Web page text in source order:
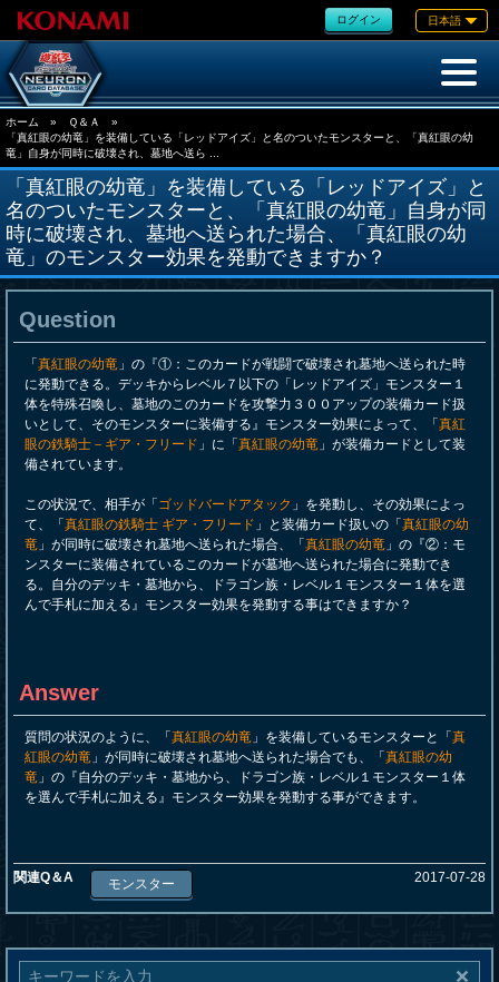
ログイン 日本語
ホーム » Ｑ＆Ａ
»
「真紅眼の幼竜」を装備している「レッドアイズ」と名のついたモンスターと、「真紅眼の幼
竜」自身が同時に破壊され、墓地へ送ら ...
「真紅眼の幼竜」を装備している「レッドアイズ」と
名のついたモンスターと、「真紅眼の幼竜」自身が同
時に破壊され、墓地へ送られた場合、「真紅眼の幼
竜」のモンスター効果を発動できますか？
Question
「 真紅眼の幼竜 」の『①：このカードが戦闘で破壊され墓地へ送られた時
に発動できる。デッキからレベル７以下の「レッドアイズ」モンスター１
体を特殊召喚し、墓地のこのカードを攻撃力３００アップの装備カード扱
いとして、そのモンスターに装備する』モンスター効果によって、「 真紅
眼の鉄騎士－ギア・フリード 」に「 真紅眼の幼竜 」が装備カードとして装
備されています。
この状況で、相手が「 ゴッドバードアタック 」を発動し、その効果によっ
て、「 真紅眼の鉄騎士 ギア・フリード 」と装備カード扱いの「 真紅眼の幼
竜 」が同時に破壊され墓地へ送られた場合、「 真紅眼の幼竜 」の『②：モ
ンスターに装備されているこのカードが墓地へ送られた場合に発動でき
る。自分のデッキ・墓地から、ドラゴン族・レベル１モンスター１体を選
んで手札に加える』モンスター効果を発動する事はできますか？
Answer
質問の状況のように、「 真紅眼の幼竜 」を装備しているモンスターと「 真
紅眼の幼竜 」が同時に破壊され墓地へ送られた場合でも、「 真紅眼の幼
竜 」の『自分のデッキ・墓地から、ドラゴン族・レベル１モンスター１体
を選んで手札に加える』モンスター効果を発動する事ができます。
関連Q＆A モンスター 2017-07-28